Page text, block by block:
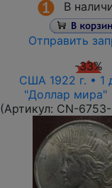
В
Отправить
-33%
США 1922 г. • 1
"Доллар мира"
(Артикул: CN-